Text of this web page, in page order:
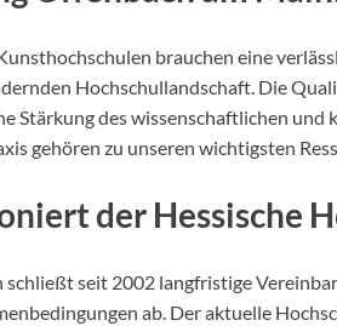
brauchen eine
Hochschullandschaft. Die
Stärkung des wissenschaftlichen
gehören zu unseren wichtigsten
der Hessische
schließt seit 2002 langfristige
ab. Der aktuelle